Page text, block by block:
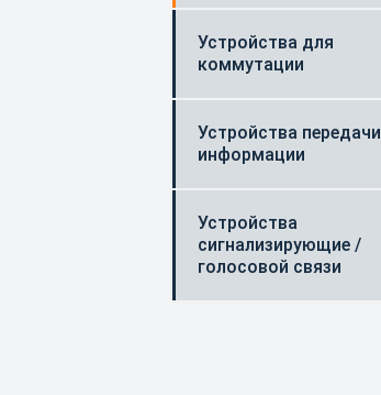
Устройства для
коммутации
Устройства передачи
информации
Устройства
сигнализирующие /
голосовой связи